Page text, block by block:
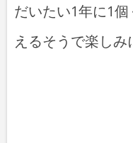
だいたい1年に1
えるそうで楽しみ